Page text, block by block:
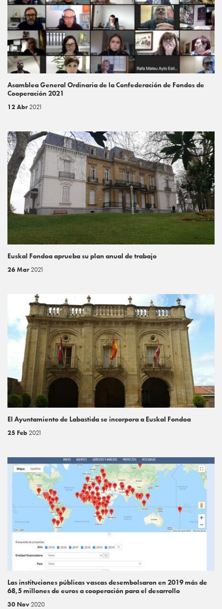
Asamblea General Ordinaria de la Confederación de Fondos de
Cooperación 2021
12 Abr 2021
Euskal Fondoa aprueba su plan anual de trabajo
26 Mar 2021
El Ayuntamiento de Labastida se incorpora a Euskal Fondoa
25 Feb 2021
Las instituciones públicas vascas desembolsaron en 2019 más de
68,5 millones de euros a cooperación para el desarrollo
30 Nov 2020